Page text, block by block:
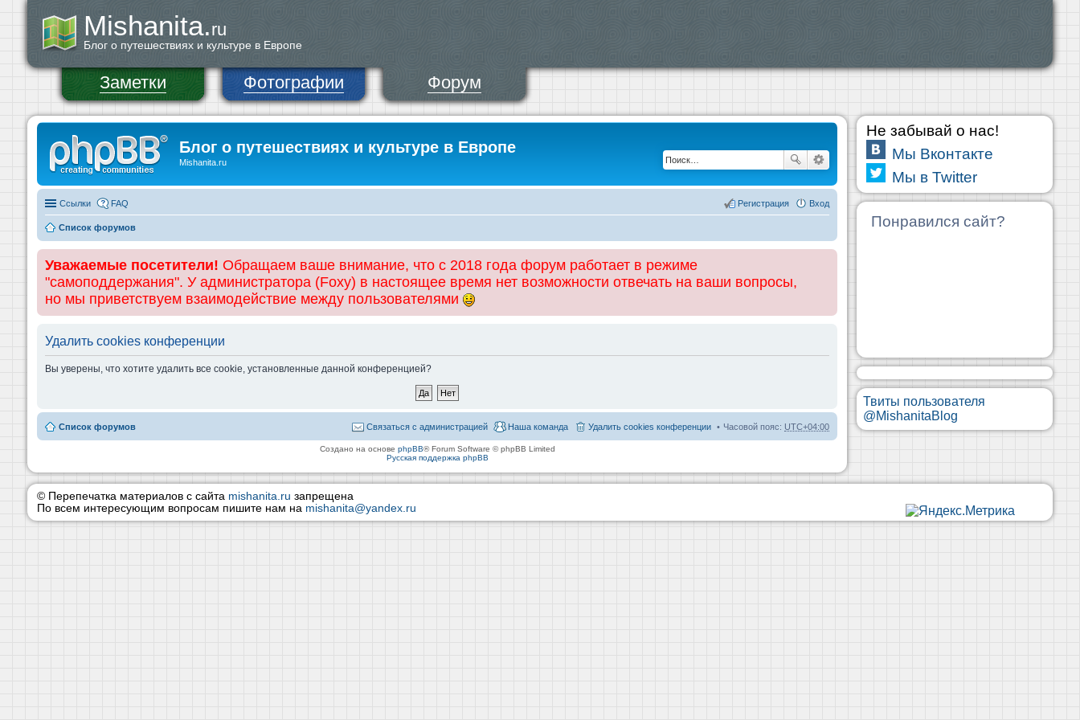
Mishanita.ru
Блог о путешествиях и культуре в Европе
Заметки Фотографии Форум
Блог о путешествиях и культуре в Европе
Mishanita.ru
Ссылки FAQ Вход
Регистрация
Список форумов
Уважаемые посетители! Обращаем ваше внимание, что с 2018 года форум работает в режиме
"самоподдержания". У администратора (Foxy) в настоящее время нет возможности отвечать на ваши вопросы,
но мы приветствуем взаимодействие между пользователями
Удалить cookies конференции
Вы уверены, что хотите удалить все cookie, установленные данной конференцией?
Список форумов Часовой пояс: UTC+04:00
Удалить cookies конференции
Наша команда
Связаться с администрацией
Создано на основе phpBB® Forum Software © phpBB Limited
Русская поддержка phpBB
Не забывай о нас!
Мы Вконтакте
Мы в Twitter
Понравился сайт?
Твиты пользователя
@MishanitaBlog
© Перепечатка материалов с сайта mishanita.ru запрещена
По всем интересующим вопросам пишите нам на mishanita@yandex.ru